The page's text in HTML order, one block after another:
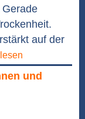
Gerade
auf der
und